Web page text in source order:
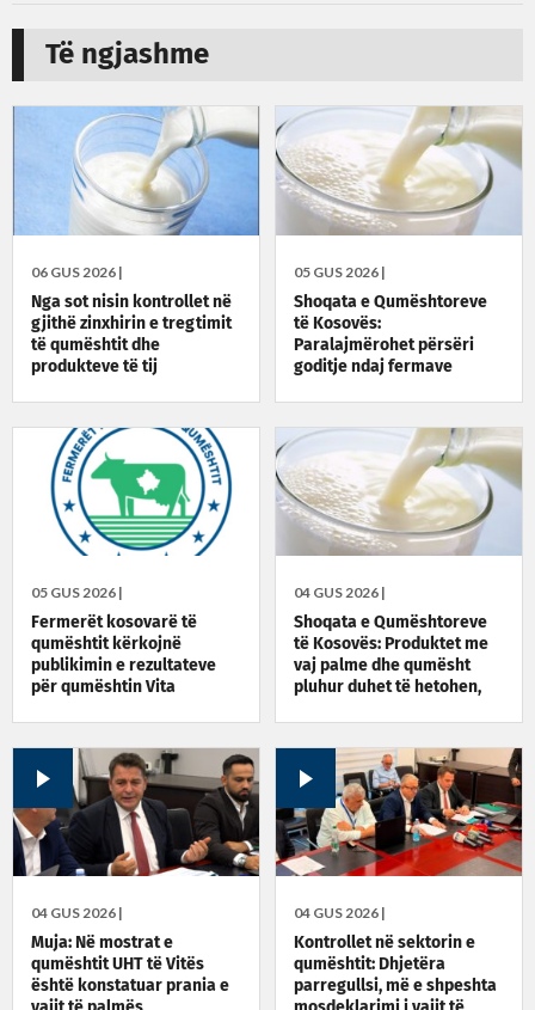
Të ngjashme
06 GUS 2026 |
Nga sot nisin kontrollet në
gjithë zinxhirin e tregtimit
të qumështit dhe
produkteve të tij
05 GUS 2026 |
Shoqata e Qumështoreve
të Kosovës:
Paralajmërohet përsëri
goditje ndaj fermave
05 GUS 2026 |
Fermerët kosovarë të
qumështit kërkojnë
publikimin e rezultateve
për qumështin Vita
04 GUS 2026 |
Shoqata e Qumështoreve
të Kosovës: Produktet me
vaj palme dhe qumësht
pluhur duhet të hetohen,
04 GUS 2026 |
Muja: Në mostrat e
qumështit UHT të Vitës
është konstatuar prania e
04 GUS 2026 |
Kontrollet në sektorin e
qumështit: Dhjetëra
parregullsi, më e shpeshta